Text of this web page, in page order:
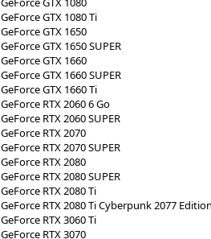
GeForce GTX 1080 Ti
GeForce GTX 1650
GeForce GTX 1650 SUPER
GeForce GTX 1660
GeForce GTX 1660 SUPER
GeForce GTX 1660 Ti
GeForce RTX 2060 6 Go
GeForce RTX 2060 SUPER
GeForce RTX 2070
GeForce RTX 2070 SUPER
GeForce RTX 2080
GeForce RTX 2080 SUPER
GeForce RTX 2080 Ti
GeForce RTX 2080 Ti Cyberpunk 2077
GeForce RTX 3060 Ti
GeForce RTX 3070